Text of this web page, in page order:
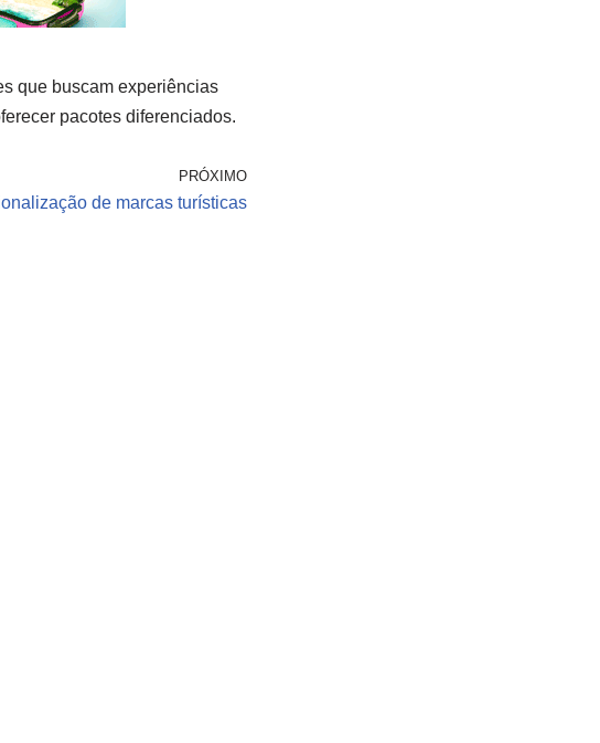
que buscam experiências
pacotes diferenciados.
PRÓXIMO
de marcas turísticas